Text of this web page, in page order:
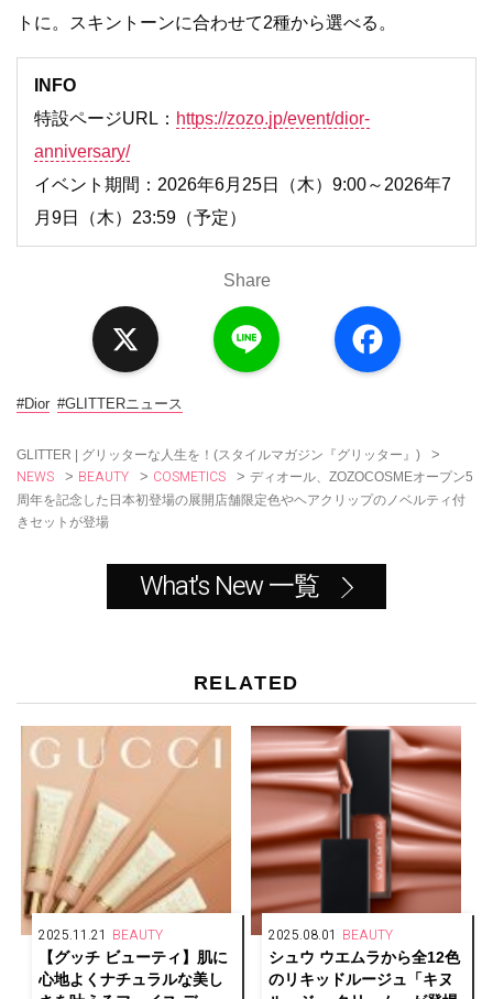
トに。スキントーンに合わせて2種から選べる。
INFO
特設ページURL： https://zozo.jp/event/dior-
anniversary/
イベント期間：2026年6月25日（木）9:00～2026年7
月9日（木）23:59（予定）
Share
a
c
#Dior #GLITTERニュース
GLITTER | グリッターな人生を！(スタイルマガジン『グリッター』) >
NEWS > BEAUTY > COSMETICS > ディオール、ZOZOCOSMEオープン5
周年を記念した日本初登場の展開店舗限定色やヘアクリップのノベルティ付
きセットが登場
What's New 一覧
RELATED
2025.11.21 BEAUTY
【グッチ ビューティ】肌に
心地よくナチュラルな美し
2025.08.01 BEAUTY
シュウ ウエムラから全12色
のリキッドルージュ「キヌ